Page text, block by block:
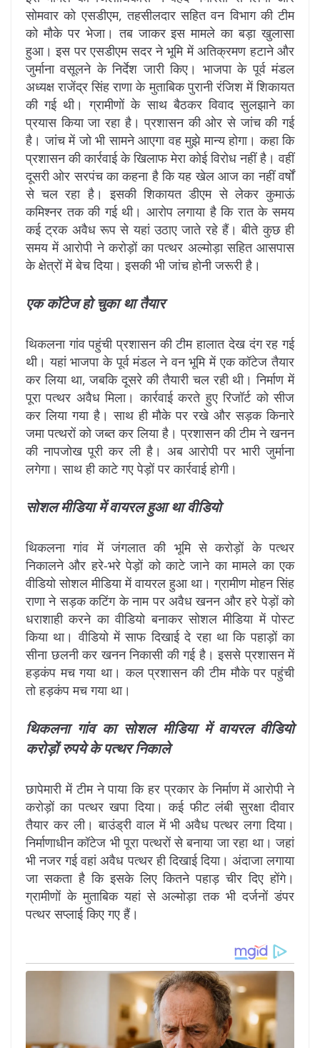
सोमवार को एसडीएम, तहसीलदार सहित वन विभाग की टीम
को मौके पर भेजा। तब जाकर इस मामले का बड़ा खुलासा
हुआ। इस पर एसडीएम सदर ने भूमि में अतिक्रमण हटाने और
जुर्माना वसूलने के निर्देश जारी किए। भाजपा के पूर्व मंडल
अध्यक्ष राजेंद्र सिंह राणा के मुताबिक पुरानी रंजिश में शिकायत
की गई थी। ग्रामीणों के साथ बैठकर विवाद सुलझाने का
प्रयास किया जा रहा है। प्रशासन की ओर से जांच की गई
है। जांच में जो भी सामने आएगा वह मुझे मान्य होगा। कहा कि
प्रशासन की कार्रवाई के खिलाफ मेरा कोई विरोध नहीं है। वहीं
दूसरी ओर सरपंच का कहना है कि यह खेल आज का नहीं वर्षों
से चल रहा है। इसकी शिकायत डीएम से लेकर कुमाऊं
कमिश्नर तक की गई थी। आरोप लगाया है कि रात के समय
कई ट्रक अवैध रूप से यहां उठाए जाते रहे हैं। बीते कुछ ही
समय में आरोपी ने करोड़ों का पत्थर अल्मोड़ा सहित आसपास
के क्षेत्रों में बेच दिया। इसकी भी जांच होनी जरूरी है।
एक कॉटेज हो चुका था तैयार
थिकलना गांव पहुंची प्रशासन की टीम हालात देख दंग रह गई
थी। यहां भाजपा के पूर्व मंडल ने वन भूमि में एक कॉटेज तैयार
कर लिया था, जबकि दूसरे की तैयारी चल रही थी। निर्माण में
पूरा पत्थर अवैध मिला। कार्रवाई करते हुए रिजॉर्ट को सीज
कर लिया गया है। साथ ही मौके पर रखे और सड़क किनारे
जमा पत्थरों को जब्त कर लिया है। प्रशासन की टीम ने खनन
की नापजोख पूरी कर ली है। अब आरोपी पर भारी जुर्माना
लगेगा। साथ ही काटे गए पेड़ों पर कार्रवाई होगी।
सोशल मीडिया में वायरल हुआ था वीडियो
थिकलना गांव में जंगलात की भूमि से करोड़ों के पत्थर
निकालने और हरे-भरे पेड़ों को काटे जाने का मामले का एक
वीडियो सोशल मीडिया में वायरल हुआ था। ग्रामीण मोहन सिंह
राणा ने सड़क कटिंग के नाम पर अवैध खनन और हरे पेड़ों को
धराशाही करने का वीडियो बनाकर सोशल मीडिया में पोस्ट
किया था। वीडियो में साफ दिखाई दे रहा था कि पहाड़ों का
सीना छलनी कर खनन निकासी की गई है। इससे प्रशासन में
हड़कंप मच गया था। कल प्रशासन की टीम मौके पर पहुंची
तो हड़कंप मच गया था।
थिकलना गांव का सोशल मीडिया में वायरल वीडियो
करोड़ों रुपये के पत्थर निकाले
छापेमारी में टीम ने पाया कि हर प्रकार के निर्माण में आरोपी ने
करोड़ों का पत्थर खपा दिया। कई फीट लंबी सुरक्षा दीवार
तैयार कर ली। बाउंड्री वाल में भी अवैध पत्थर लगा दिया।
निर्माणाधीन कॉटेज भी पूरा पत्थरों से बनाया जा रहा था। जहां
भी नजर गई वहां अवैध पत्थर ही दिखाई दिया। अंदाजा लगाया
जा सकता है कि इसके लिए कितने पहाड़ चीर दिए होंगे।
ग्रामीणों के मुताबिक यहां से अल्मोड़ा तक भी दर्जनों डंपर
पत्थर सप्लाई किए गए हैं।